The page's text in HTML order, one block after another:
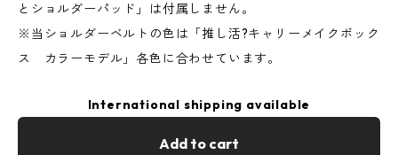
とショルダーパッド」は付属しません。
※当ショルダーベルトの色は「推し活?キャリーメイクボック
ス カラーモデル」各色に合わせています。
International shipping available
Add to cart